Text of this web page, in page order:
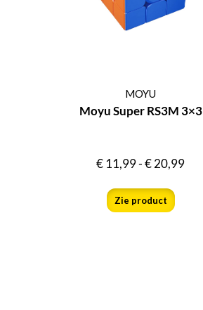
MOYU
Moyu Super RS3M 3×3
€11,99-€20,99
Zie product